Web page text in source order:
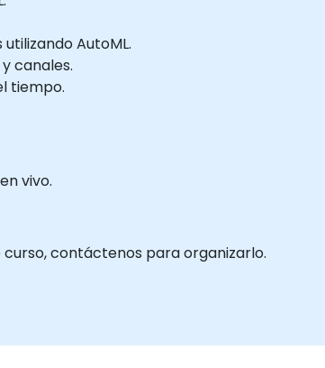
AutoML.
canales.
tiempo.
vivo.
contáctenos para organizarlo.